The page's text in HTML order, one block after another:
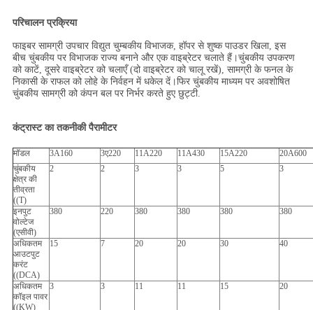
परिचालन प्रक्रिया
फाइबर सामग्री उपचार विद्युत चुम्बकीय विभाजक, हॉपर से शुष्क पाउडर खिला, इस
बीच चुंबकीय पर विभाजक राज्य बनाने और एक वाइब्रेटर चलाते हैं।चुंबकीय उपकरण
को काटें, दूसरे वाइब्रेटर को चलाएँ (दो वाइब्रेटर को चालू रखें), सामग्री के फनल के
निकासी के राफल को लोहे के निर्वहन में धकेल दें।फिर चुंबकीय माध्यम पर अवशोषित
चुंबकीय सामग्री को कंपन बल पर निर्भर करते हुए छुट्टी.
कंट्रास्ट का तकनीकी पैरामीटर
मॉडल 3A160 3ए220 11A220 11A430 15A220
20A600
चुंबकीय
क्षेत्र की
तीव्रता
((T)
2 2 3 3 5 3
इनपुट
वोल्टेज
(एसीवी)
380 220 380 380 380 380
अधिकतम
आउटपुट
करंट
((DCA)
15 7 20 20 30 40
अधिकतम
कॉइल पावर
((KW)
3 3 11 11 15 20